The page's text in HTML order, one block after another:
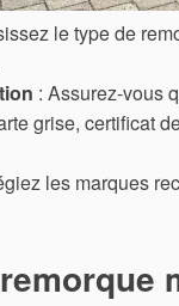
le type de
: Assurez-vous
grise, certificat
les marques